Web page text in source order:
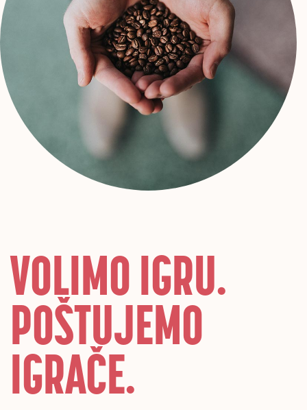
VOLIMO IGRU.
POŠTUJEMO
IGRAČE.